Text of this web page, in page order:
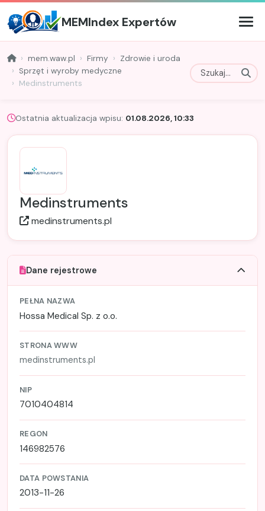
MEMIndex Expertów
mem.waw.pl Firmy
Zdrowie i uroda
Sprzęt i wyroby medyczne
Medinstruments
Ostatnia aktualizacja wpisu: 01.08.2026, 10:33
Medinstruments
medinstruments.pl
Dane rejestrowe
PEŁNA NAZWA
Hossa Medical Sp. z o.o.
STRONA WWW
medinstruments.pl
NIP
7010404814
REGON
146982576
DATA POWSTANIA
2013-11-26